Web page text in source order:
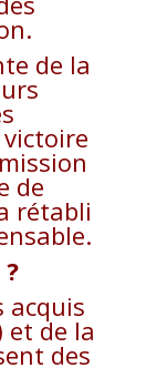
de la
de
rétabli
acquis
et de la
des